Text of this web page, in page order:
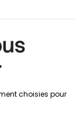
choisies pour